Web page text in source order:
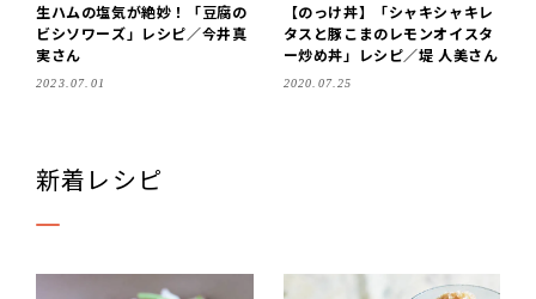
生ハムの塩気が絶妙！「豆腐の
ビシソワーズ」レシピ／今井真
実さん
2023.07.01
【のっけ丼】「シャキシャキレ
タスと豚こまのレモンオイスタ
ー炒め丼」レシピ／堤 人美さん
2020.07.25
新着レシピ